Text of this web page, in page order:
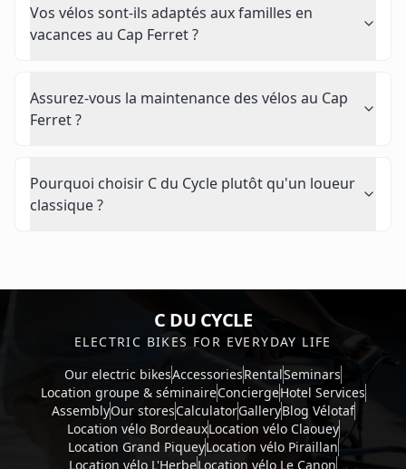
Vos vélos sont-ils adaptés aux familles en
vacances au Cap Ferret ?
Assurez-vous la maintenance des vélos au Cap
Ferret ?
Pourquoi choisir C du Cycle plutôt qu'un loueur
classique ?
C DU CYCLE
ELECTRIC BIKES FOR EVERYDAY LIFE
Our electric bikesAccessoriesRentalSeminars
Location groupe & séminaireConciergeHotel Services
AssemblyOur storesCalculatorGalleryBlog Vélotaf
Location vélo BordeauxLocation vélo Claouey
Location Grand PiqueyLocation vélo Piraillan
Location vélo L'HerbeLocation vélo Le Canon